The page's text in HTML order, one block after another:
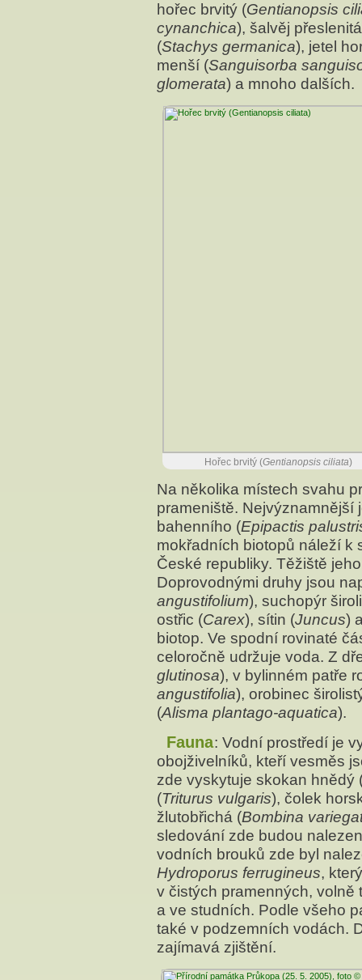
hořec brvitý (Gentianopsis
cynanchica), šalvěj
(Stachys germanica), jetel
menší (Sanguisorba
glomerata) a mnoho dalších.
Hořec brvitý (Gentianopsis ciliata)
Na několika místech svahu
prameniště.
bahenního (Epipactis
mokřadních biotopů náleží k
České republiky. Těžiště
Doprovodnými druhy jsou
angustifolium), suchopýr
ostřic (Carex), sítin (Juncus)
biotop. Ve spodní rovinaté
celoročně udržuje voda. Z
glutinosa), v bylinném patře
angustifolia), orobinec
(Alisma plantago-aquatica).
Fauna: Vodní prostředí je
obojživelníků, kteří vesměs
zde vyskytuje skokan hnědý
(Triturus vulgaris), čolek
žlutobřichá (Bombina
sledování zde budou
vodních brouků zde byl
Hydroporus ferrugineus,
v čistých pramenných,
a ve studních. Podle všeho
také v podzemních vodách.
zajímavá zjištění.